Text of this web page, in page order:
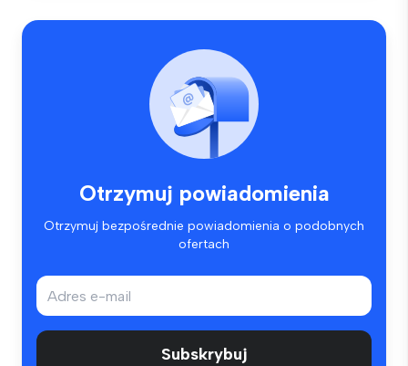
Otrzymuj powiadomienia
Otrzymuj bezpośrednie powiadomienia o podobnych
ofertach
Subskrybuj